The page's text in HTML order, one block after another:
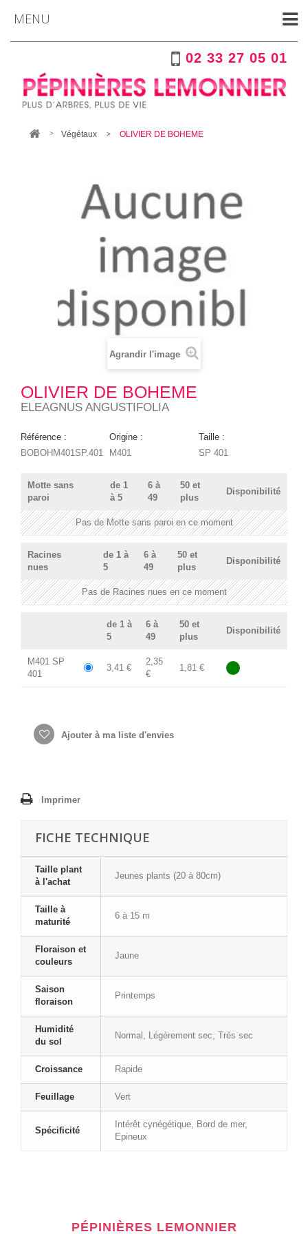
02 33 27 05 01
MENU
Végétaux OLIVIER DE BOHEME
Agrandir l'image
OLIVIER DE BOHEME
ELEAGNUS ANGUSTIFOLIA
Référence :
BOBOHM401SP.401
Origine :
M401
Taille :
SP 401
Motte sans
paroi
de 1
à 5
6 à
49
50 et
plus
Disponibilité
Pas de Motte sans paroi en ce moment
Racines
nues
de 1 à
5
6 à
49
50 et
plus
Disponibilité
Pas de Racines nues en ce moment
de 1 à
5
6 à
49
50 et
plus
Disponibilité
M401 SP
401
3,41 €
2,35
€
1,81 €
Ajouter à ma liste d'envies
Imprimer
FICHE TECHNIQUE
Taille plant
à l'achat
Jeunes plants (20 à 80cm)
Taille à
maturité
6 à 15 m
Floraison et
couleurs
Jaune
Saison
floraison
Printemps
Humidité
du sol
Normal, Légèrement sec, Très sec
Croissance Rapide
Feuillage Vert
Spécificité
Intérêt cynégétique, Bord de mer,
Epineux
PÉPINIÈRES LEMONNIER